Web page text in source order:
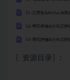
〖资源目录〗: